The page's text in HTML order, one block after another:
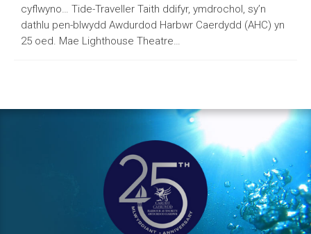
cyflwyno… Tide-Traveller Taith ddifyr, ymdrochol, sy’n
dathlu pen-blwydd Awdurdod Harbwr Caerdydd (AHC) yn
25 oed. Mae Lighthouse Theatre…